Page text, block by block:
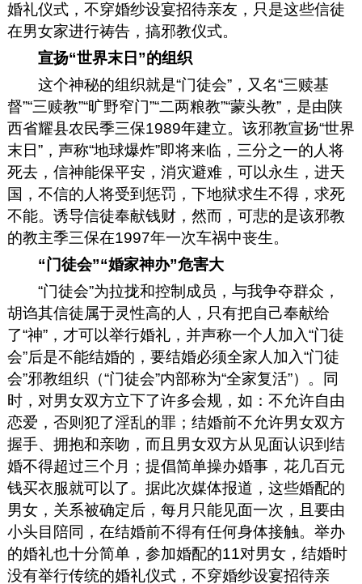
婚礼仪式，不穿婚纱设宴招待亲友，只是这些信徒
在男女家进行祷告，搞邪教仪式。
宣扬“世界末日”的组织
这个神秘的组织就是“门徒会”，又名“三赎基
督”“三赎教”“旷野窄门”“二两粮教”“蒙头教”，是由陕
西省耀县农民季三保1989年建立。该邪教宣扬“世界
末日”，声称“地球爆炸”即将来临，三分之一的人将
死去，信神能保平安，消灾避难，可以永生，进天
国，不信的人将受到惩罚，下地狱求生不得，求死
不能。诱导信徒奉献钱财，然而，可悲的是该邪教
的教主季三保在1997年一次车祸中丧生。
“门徒会”“婚家神办”危害大
“门徒会”为拉拢和控制成员，与我争夺群众，
胡诌其信徒属于灵性高的人，只有把自己奉献给
了“神”，才可以举行婚礼，并声称一个人加入“门徒
会”后是不能结婚的，要结婚必须全家人加入“门徒
会”邪教组织（“门徒会”内部称为“全家复活”）。同
时，对男女双方立下了许多会规，如：不允许自由
恋爱，否则犯了淫乱的罪；结婚前不允许男女双方
握手、拥抱和亲吻，而且男女双方从见面认识到结
婚不得超过三个月；提倡简单操办婚事，花几百元
钱买衣服就可以了。据此次媒体报道，这些婚配的
男女，关系被确定后，每月只能见面一次，且要由
小头目陪同，在结婚前不得有任何身体接触。举办
的婚礼也十分简单，参加婚配的11对男女，结婚时
没有举行传统的婚礼仪式，不穿婚纱设宴招待亲